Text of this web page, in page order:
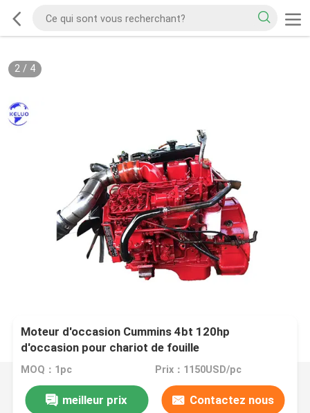
2/ 4
Moteur d'occasion Cummins 4bt 120hp
d'occasion pour chariot de fouille
MOQ：1pc Prix：1150USD/pc
meilleur prix Contactez nous